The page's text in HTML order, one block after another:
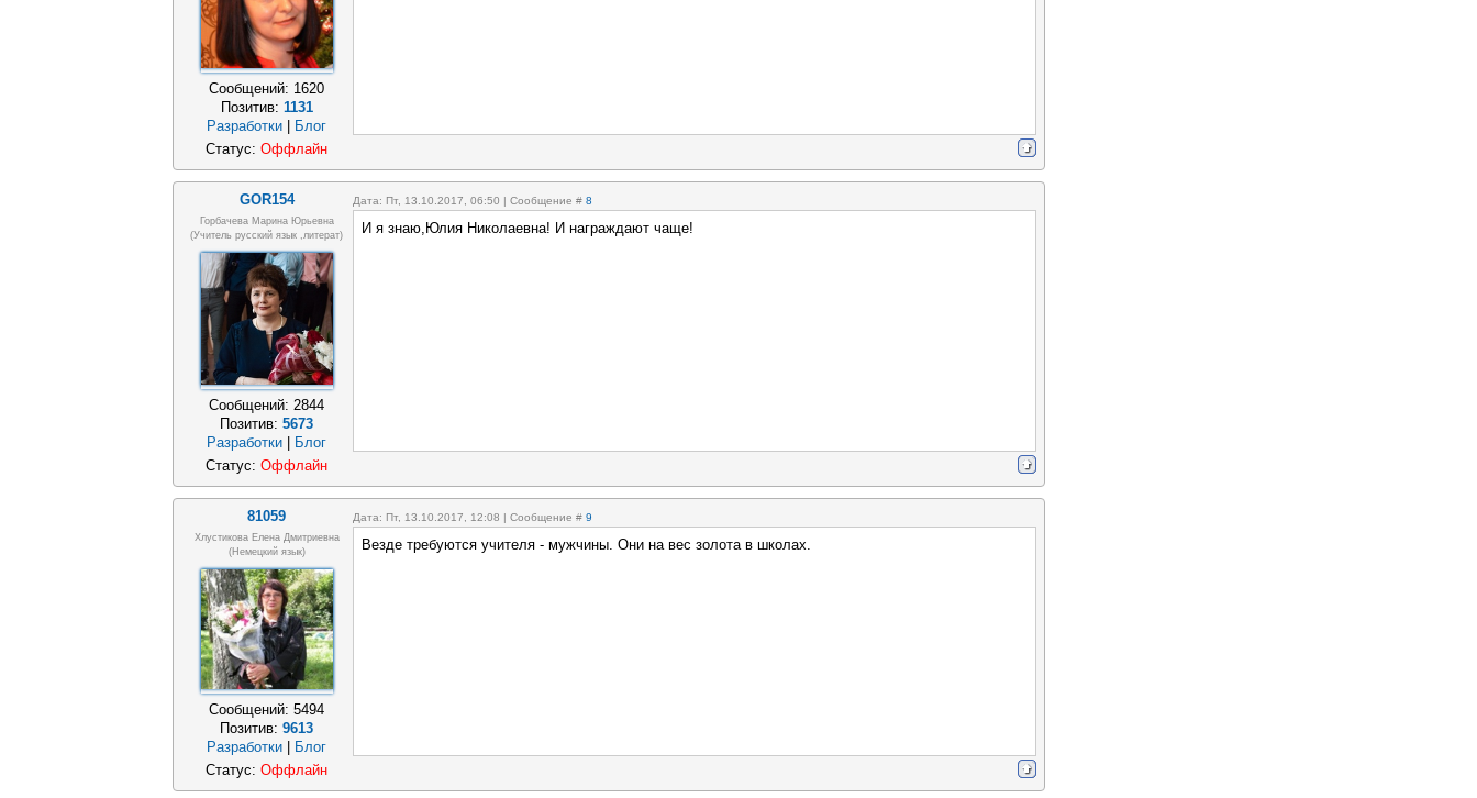
Сообщений: 1620
Позитив: 1131
Разработки
Блог
Статус: Оффлайн
GOR154 Дата: Пт, 13.10.2017, 06:50 | Сообщение # 8
Горбачева Марина Юрьевна
(учитель русский язык ,литерат)
Сообщений: 2844
Позитив: 5673
Разработки
Блог
И я знаю,Юлия Николаевна! И награждают чаще!
Статус: Оффлайн
81059 Дата: Пт, 13.10.2017, 12:08 | Сообщение # 9
Хлустикова Елена Дмитриевна
(немецкий язык)
Сообщений: 5494
Позитив: 9613
Разработки
Блог
Везде требуются учителя - мужчины. Они на вес золота в школах.
Статус: Оффлайн